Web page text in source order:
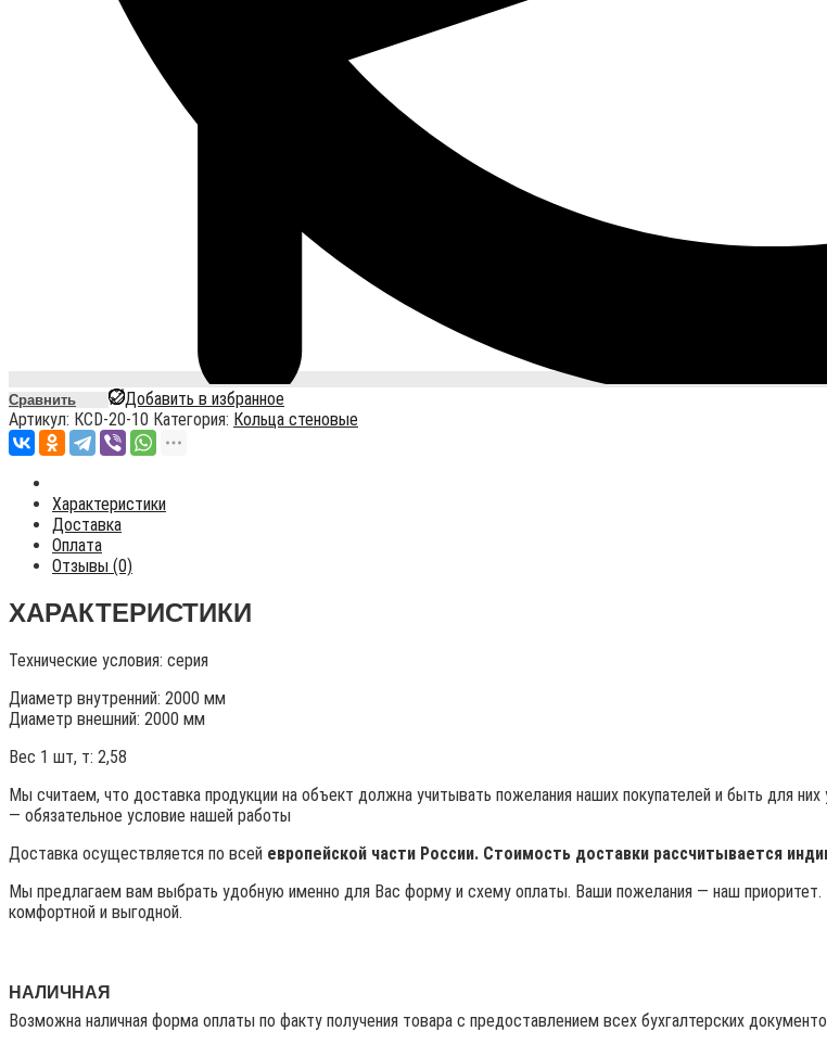
Сравнить
Добавить в избранное
Артикул: КСD-20-10 Категория: Кольца стеновые
Характеристики
Доставка
Оплата
Отзывы (0)
ХАРАКТЕРИСТИКИ
Технические условия: серия
Диаметр внутренний: 2000 мм
Диаметр внешний: 2000 мм
Вес 1 шт, т: 2,58
Мы считаем, что доставка продукции на объект должна учитывать пожелания наших покупателей и быть для
— обязательное условие нашей работы
Доставка осуществляется по всей европейской части России. Стоимость доставки рассчитывается
Мы предлагаем вам выбрать удобную именно для Вас форму и схему оплаты. Ваши пожелания — наш
комфортной и выгодной.
НАЛИЧНАЯ
Возможна наличная форма оплаты по факту получения товара с предоставлением всех бухгалтерских